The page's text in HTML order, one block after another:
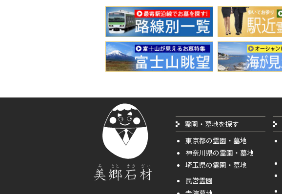
霊園・墓地を探す
東京都の霊園・墓地
神奈川県の霊園・墓地
埼玉県の霊園・墓地
民営霊園